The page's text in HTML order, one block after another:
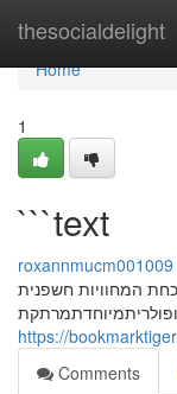
thesocialdelight
Home
Home
1
```text
roxannmucm001009
המחוויות חשפנית
https://
Comments